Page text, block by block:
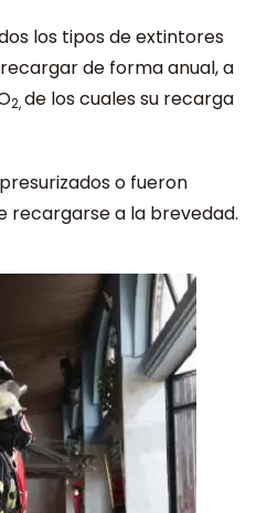
los tipos de extintores
de forma anual, a
2,de los cuales su recarga
o fueron
recargarse a la brevedad.